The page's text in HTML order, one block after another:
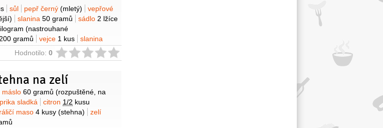
sůl pepř černý (mletý)
vepřové
slanina 50 gramů sádlo 2 lžíce
(nastrouhané
200 gramů vejce 1 kus
slanina
Hodnotilo: 0
na zelí
máslo 60 gramů (rozpuštěné, na
sladká citron 1/2 kusu
maso 4 kusy (stehna)
zelí